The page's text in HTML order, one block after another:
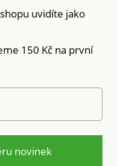
uvidíte jako
150 Kč na první
novinek